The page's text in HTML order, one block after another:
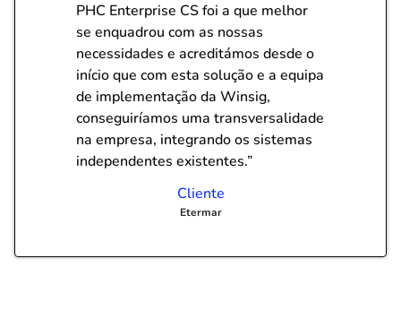
PHC Enterprise CS foi a que melhor
se enquadrou com as nossas
necessidades e acreditámos desde o
início que com esta solução e a equipa
de implementação da Winsig,
conseguiríamos uma transversalidade
na empresa, integrando os sistemas
independentes existentes.”
Cliente
Etermar